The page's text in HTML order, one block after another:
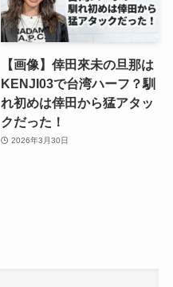
【画像】倖田來未の旦那は
KENJI03で台湾ハーフ？馴
れ初めは倖田から猛アタッ
クだった！
2026年3月30日